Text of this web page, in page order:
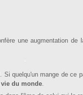
une augmentation de
quelqu'un mange de ce
du monde.